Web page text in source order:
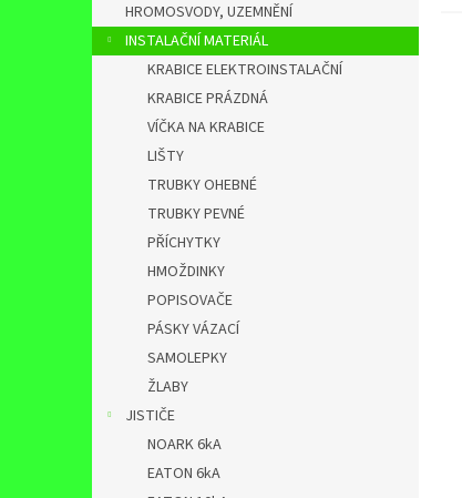
HROMOSVODY, UZEMNĚNÍ
INSTALAČNÍ MATERIÁL
KRABICE ELEKTROINSTALAČNÍ
KRABICE PRÁZDNÁ
VÍČKA NA KRABICE
LIŠTY
TRUBKY OHEBNÉ
TRUBKY PEVNÉ
PŘÍCHYTKY
HMOŽDINKY
POPISOVAČE
PÁSKY VÁZACÍ
SAMOLEPKY
ŽLABY
JISTIČE
NOARK 6kA
EATON 6kA